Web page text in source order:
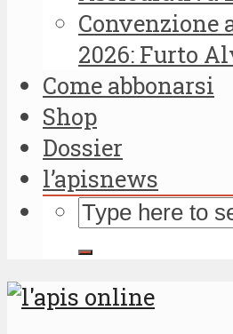
Convenzione
2026: Furto
Come abbonarsi
Shop
Dossier
l’apisnews